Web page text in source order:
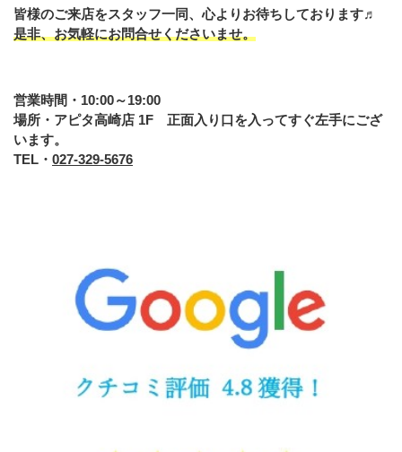
皆様のご来店をスタッフ一同、心よりお待ちしております♬
是非、お気軽にお問合せくださいませ。
営業時間・10:00～19:00
場所・アピタ高崎店 1F 正面入り口を入ってすぐ左手にござ
います。
TEL・ 027-329-5676